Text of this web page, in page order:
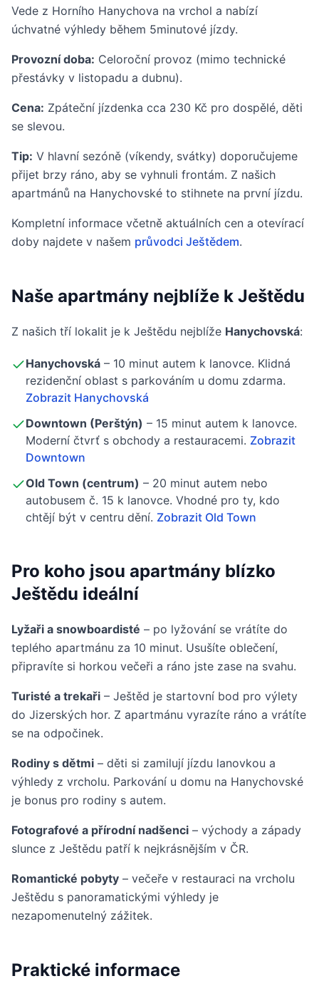
Vede z Horního Hanychova na vrchol a nabízí
úchvatné výhledy během 5minutové jízdy.
Provozní doba: Celoroční provoz (mimo technické
přestávky v listopadu a dubnu).
Cena: Zpáteční jízdenka cca 230 Kč pro dospělé, děti
se slevou.
Tip: V hlavní sezóně (víkendy, svátky) doporučujeme
přijet brzy ráno, aby se vyhnuli frontám. Z našich
apartmánů na Hanychovské to stihnete na první jízdu.
Kompletní informace včetně aktuálních cen a otevírací
doby najdete v našem průvodci Ještědem.
Naše apartmány nejblíže k Ještědu
Z našich tří lokalit je k Ještědu nejblíže Hanychovská:
Hanychovská – 10 minut autem k lanovce. Klidná
rezidenční oblast s parkováním u domu zdarma.
Zobrazit Hanychovská
Downtown (Perštýn) – 15 minut autem k lanovce.
Moderní čtvrť s obchody a restauracemi. Zobrazit
Downtown
Old Town (centrum) – 20 minut autem nebo
autobusem č. 15 k lanovce. Vhodné pro ty, kdo
chtějí být v centru dění. Zobrazit Old Town
Pro koho jsou apartmány blízko
Ještědu ideální
Lyžaři a snowboardisté – po lyžování se vrátíte do
teplého apartmánu za 10 minut. Usušíte oblečení,
připravíte si horkou večeři a ráno jste zase na svahu.
Turisté a trekaři – Ještěd je startovní bod pro výlety
do Jizerských hor. Z apartmánu vyrazíte ráno a vrátíte
se na odpočinek.
Rodiny s dětmi – děti si zamilují jízdu lanovkou a
výhledy z vrcholu. Parkování u domu na Hanychovské
je bonus pro rodiny s autem.
Fotografové a přírodní nadšenci – východy a západy
slunce z Ještědu patří k nejkrásnějším v ČR.
Romantické pobyty – večeře v restauraci na vrcholu
Ještědu s panoramatickými výhledy je
nezapomenutelný zážitek.
Praktické informace